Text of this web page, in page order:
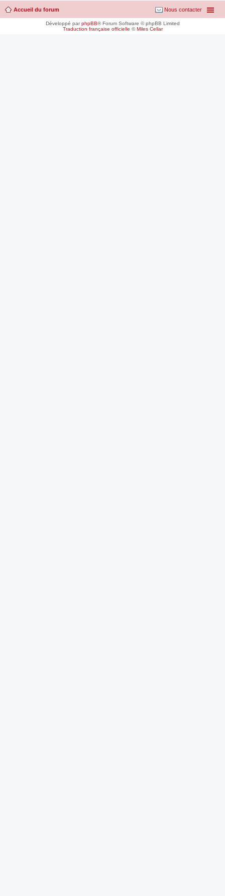
Accueil du forum Nous contacter
Développé parphpBB® Forum Software © phpBB Limited
Traduction française officielle ©Miles Cellar